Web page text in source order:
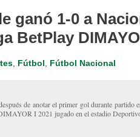
ganó 1-0 a
BetPlay
Fútbol Fútbol Nacional
de anotar el primer gol durante
I 2021 jugado en el estadio